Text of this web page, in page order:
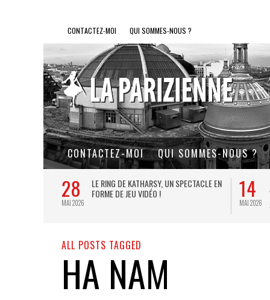
CONTACTEZ-MOI QUI SOMMES-NOUS ?
CONTACTEZ-MOI QUI SOMMES-NOUS ?
28
MAI 2026
LE RING DE KATHARSY, UN SPECTACLE EN
FORME DE JEU VIDÉO !
14
MAI 2026
ALL POSTS TAGGED
HA NAM